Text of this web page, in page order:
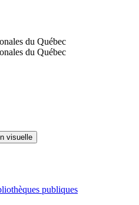
visuelle
publiques